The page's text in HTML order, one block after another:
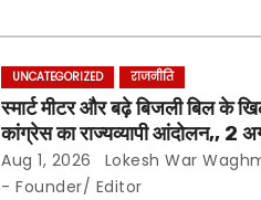
UNCATEGORIZED राजनीति
स्मार्ट मीटर और बढ़े बिजली बिल के
कांग्रेस का राज्यव्यापी आंदोलन,, 2
घर-घर अभियान,, दाम घटाने और
यूनिट हाफ योजना बहाल करने की मांग…
Aug 1, 2026
Lokesh War
- Founder/ Editor